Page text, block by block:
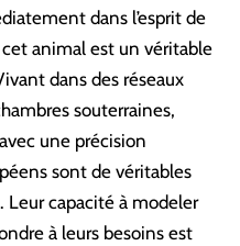
dans l’esprit de
animal est un véritable
dans des réseaux
souterraines,
une précision
sont de véritables
capacité à modeler
à leurs besoins est